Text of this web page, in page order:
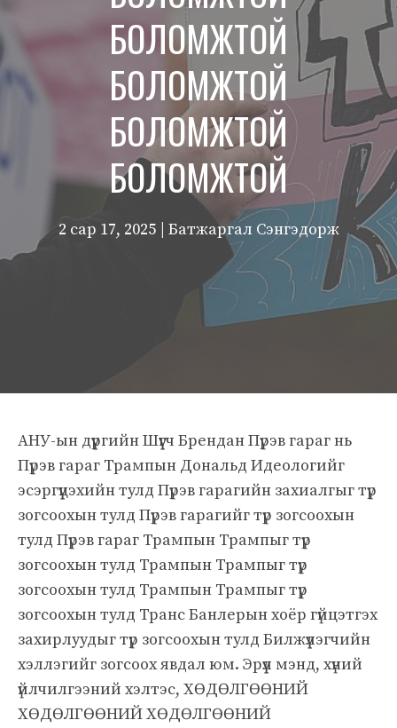
БОЛОМЖТОЙ
БОЛОМЖТОЙ
БОЛОМЖТОЙ
БОЛОМЖТОЙ
2 сар 17, 2025 | Батжаргал Сэнгэдорж
АНУ-ын дүүргийн Шүүгч Брендан Пүрэв гараг нь
Пүрэв гараг Трампын Дональд Идеологийг
эсэргүүцэхийн тулд Пүрэв гарагийн захиалгыг түр
зогсоохын тулд Пүрэв гарагийг түр зогсоохын
тулд Пүрэв гараг Трампын Трампыг түр
зогсоохын тулд Трампын Трампыг түр
зогсоохын тулд Трампын Трампыг түр
зогсоохын тулд Транс Банлерын хоёр гүйцэтгэх
захирлуудыг түр зогсоохын тулд Билжүүлэгчийн
хэллэгийг зогсоох явдал юм. Эрүүл мэнд, хүний ​​
үйлчилгээний хэлтэс, ХӨДӨЛГӨӨНИЙ
ХӨДӨЛГӨӨНИЙ ХӨДӨЛГӨӨНИЙ